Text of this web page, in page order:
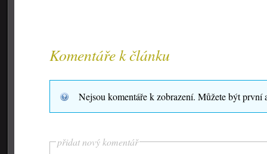
Komentáře k článku
Nejsou komentáře k zobrazení. Můžete být první
přidat nový komentář